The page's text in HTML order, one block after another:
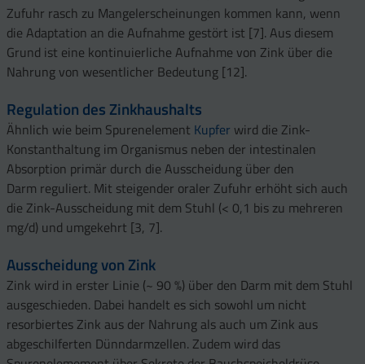
Zufuhr rasch zu Mangelerscheinungen kommen kann, wenn
die Adaptation an die Aufnahme gestört ist [7]. Aus diesem
Grund ist eine kontinuierliche Aufnahme von Zink über die
Nahrung von wesentlicher Bedeutung [12].
Regulation des Zinkhaushalts
Ähnlich wie beim Spurenelement Kupfer wird die Zink-
Konstanthaltung im Organismus neben der intestinalen
Absorption primär durch die Ausscheidung über den
Darm reguliert. Mit steigender oraler Zufuhr erhöht sich auch
die Zink-Ausscheidung mit dem Stuhl (< 0,1 bis zu mehreren
mg/d) und umgekehrt [3, 7].
Ausscheidung von Zink
Zink wird in erster Linie (~ 90 %) über den Darm mit dem Stuhl
ausgeschieden. Dabei handelt es sich sowohl um nicht
resorbiertes Zink aus der Nahrung als auch um Zink aus
abgeschilferten Dünndarmzellen. Zudem wird das